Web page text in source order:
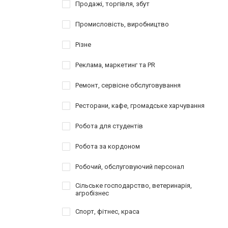
Продажі, торгівля, збут
Промисловість, виробництво
Різне
Реклама, маркетинг та PR
Ремонт, сервісне обслуговування
Ресторани, кафе, громадське харчування
Робота для студентів
Робота за кордоном
Робочий, обслуговуючий персонал
Сільське господарство, ветеринарія,
агробізнес
Спорт, фітнес, краса